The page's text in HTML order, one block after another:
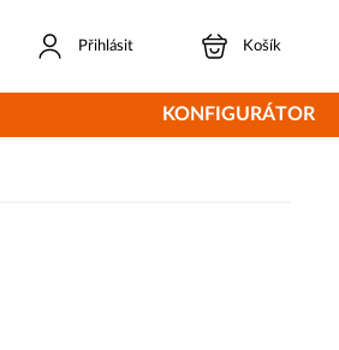
Přihlásit Košík
KONFIGURÁTOR